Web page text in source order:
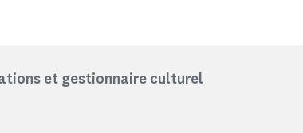
et gestionnaire culturel